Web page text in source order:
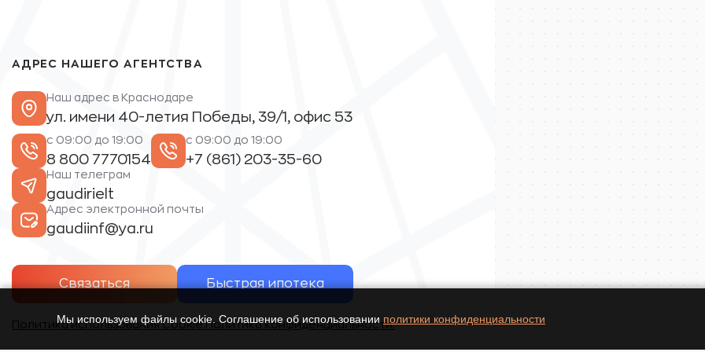
АДРЕС НАШЕГО АГЕНТСТВА
Наш адрес в Краснодаре
ул. имени 40-летия Победы, 39/1, офис 53
с 09:00 до 19:00
8 800 7770154
с 09:00 до 19:00
+7 (861) 203-35-60
Наш телеграм
gaudirielt
Адрес электронной почты
gaudiinf@ya.ru
Связаться Быстрая ипотека
Политика использования Cookie.Политика конфиденциальности.
Мы используем файлы cookie. Соглашение об использовании политики конфиденциальности